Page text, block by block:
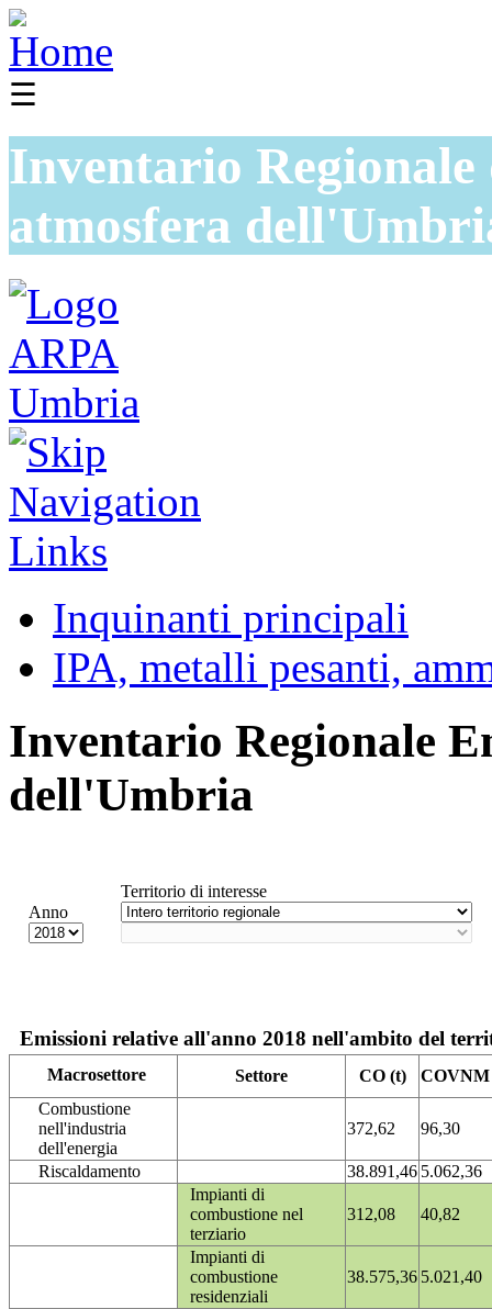
☰
Inventario
atmosfera
Inquinanti principali
IPA, metalli pesanti,
Inventario Regionale
dell'Umbria
Anno
Territorio di interesse
Emissioni relative all'anno 2018 nell'ambito del
Macrosettore Settore CO (t)
COVNM
Combustione
nell'industria
dell'energia
372,62 96,30
Riscaldamento 38.891,46 5.062,36
Impianti di
combustione nel
terziario
312,08 40,82
Impianti di
combustione
residenziali
38.575,36 5.021,40